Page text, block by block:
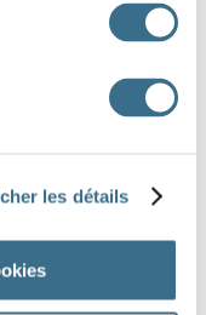
les détails